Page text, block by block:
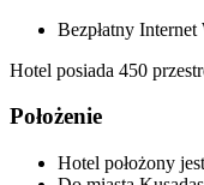
Bezpłatny Internet
Hotel posiada 450
Położenie
Hotel położony